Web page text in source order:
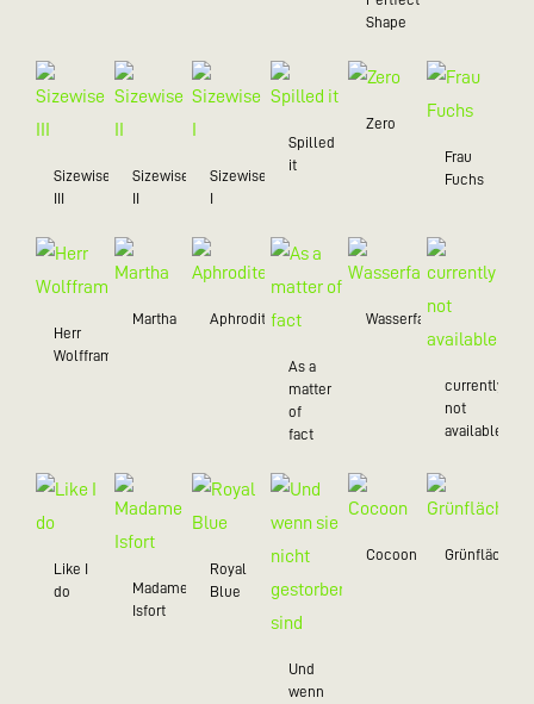
Shape
Sizewise
III
Sizewise
II
Sizewise
I
Spilled
it
Zero
Frau
Fuchs
Herr
Wolffram
Martha Aphrodite
As a
matter
of
fact
Wasserfall
currently
not
available
Like I
do
Madame
Isfort
Royal
Blue
Und
wenn
Cocoon Grünfläche